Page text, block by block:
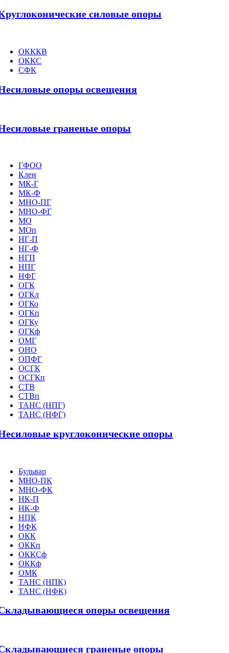
силовые опоры
ОКККВ
ОККС
СФК
опоры освещения
граненые опоры
ГФОО
Клен
МК-Г
МК-Ф
МНО-ПГ
МНО-ФГ
МО
МОп
НГ-П
НГ-Ф
НГП
НПГ
НФГ
ОГК
ОГКл
ОГКо
ОГКп
ОГКу
ОГКф
ОМГ
ОНО
ОПФГ
ОСГК
ОСГКп
СТВ
СТВп
ТАНС (НПГ)
ТАНС (НФГ)
круглоконические опоры
Бульвар
МНО-ПК
МНО-ФК
НК-П
НК-Ф
НПК
НФК
ОКК
ОККп
ОККСф
ОККф
ОМК
ТАНС (НПК)
ТАНС (НФК)
опоры освещения
граненые опоры